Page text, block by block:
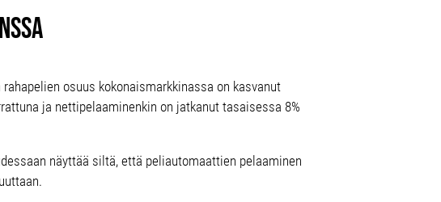
osuus kokonaismarkkinassa on kasvanut
ja nettipelaaminenkin on jatkanut tasaisessa 8%
näyttää siltä, että peliautomaattien pelaaminen